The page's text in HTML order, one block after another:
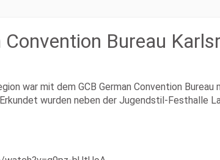
Bureau
war mit dem GCB German Convention
wurden neben der Jugendstil-Festhalle